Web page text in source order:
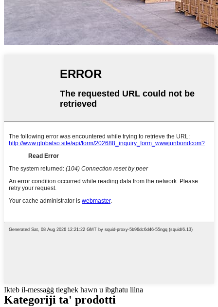
Ikteb il-messaġġ tiegħek hawn u ibgħatu lilna
Kategoriji ta' prodotti